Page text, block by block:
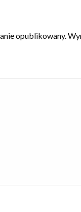
opublikowany.